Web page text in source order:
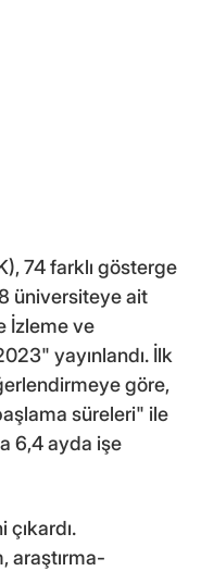
74 farklı gösterge
üniversiteye ait
İzleme ve
yayınlandı. İlk
göre,
süreleri" ile
6,4 ayda işe
araştırma-